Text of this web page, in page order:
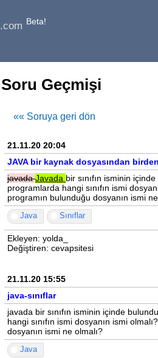
.com Beta!
Soru Geçmişi
«« Soruya geri dön
21.11.20 20:04
JAVA bir kaynak dosyasından
javadaJavada bir sınıfın isminin
programlarda hangi sınıfın ismi
programın bulunduğu dosyanın ismi
Java Sınıflar
Ekleyen: yolda_
Değiştiren: cevapsitesi
21.11.20 15:55
java-sınıflar
javada bir sınıfın isminin içinde
hangi sınıfın ismi dosyanın ismi
dosyanın ismi ne olmalı?
Java